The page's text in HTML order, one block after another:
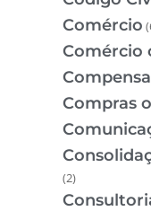
Comércio
Comércio
Compras
(2)